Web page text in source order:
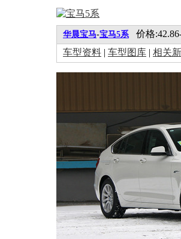
华晨宝马-宝马5系 价格
车型资料 | 车型图库 | 相关